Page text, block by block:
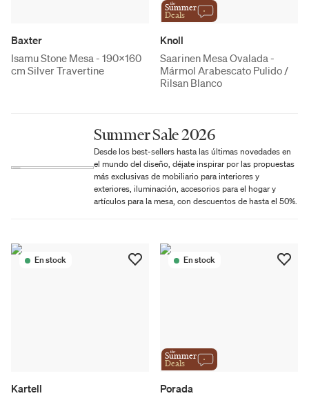
Baxter
Isamu Stone Mesa - 190x160
cm Silver Travertine
the
Summer
Deals
Knoll
Saarinen Mesa Ovalada -
Mármol Arabescato Pulido /
Rilsan Blanco
Summer Sale 2026
Desde los best-sellers hasta las últimas novedades en
el mundo del diseño, déjate inspirar por las propuestas
más exclusivas de mobiliario para interiores y
exteriores, iluminación, accesorios para el hogar y
artículos para la mesa, con descuentos de hasta el 50%.
En stock
Kartell
En stock
the
Summer
Deals
Porada